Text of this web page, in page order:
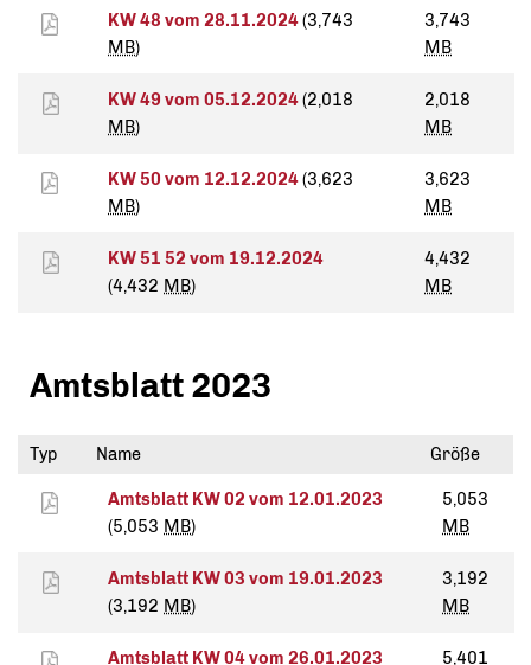
KW 48 vom 28.11.2024(3,743
MB)
3,743
MB
KW 49 vom 05.12.2024(2,018
MB)
2,018
MB
KW 50 vom 12.12.2024(3,623
MB)
3,623
MB
KW 51 52 vom 19.12.2024
(4,432 MB)
4,432
MB
Amtsblatt 2023
Typ Name Größe
Amtsblatt KW 02 vom 12.01.2023
(5,053 MB)
5,053
MB
Amtsblatt KW 03 vom 19.01.2023
(3,192 MB)
3,192
MB
Amtsblatt KW 04 vom 26.01.2023
5,401